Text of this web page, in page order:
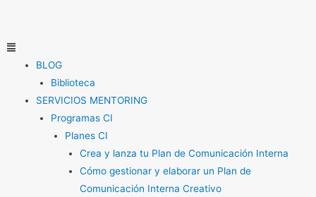
contenido
Menú
BLOG
Biblioteca
SERVICIOS MENTORING
Programas CI
Planes CI
Crea y lanza tu Plan de Comunicación Interna
Cómo gestionar y elaborar un Plan de
Comunicación Interna Creativo